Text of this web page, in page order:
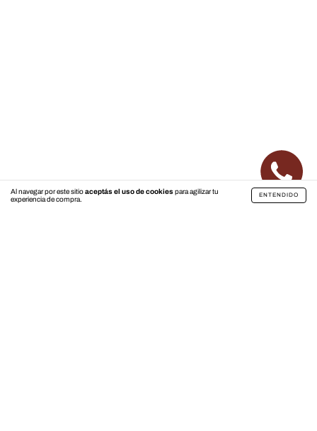
Al navegar por este sitioaceptás el uso de cookiespara agilizar tu
experiencia de compra.
ENTENDIDO